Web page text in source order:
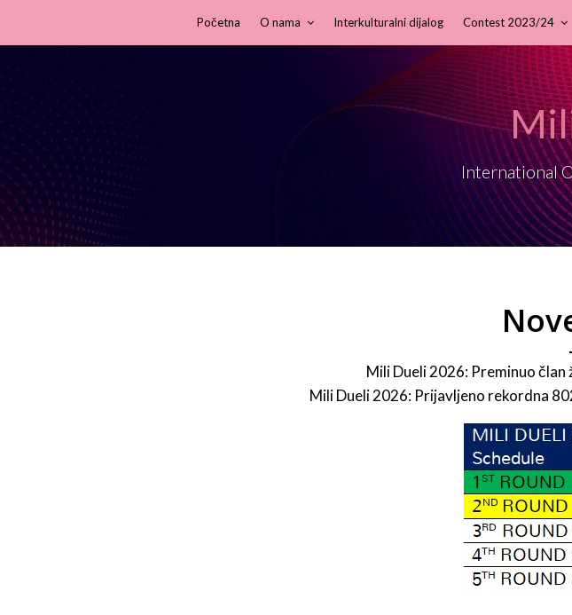
Početna O nama Interkulturalni dijalog Contest 2023/24
International
Mili Dueli 2026: Preminuo član
Mili Dueli 2026: Prijavljeno rekordna